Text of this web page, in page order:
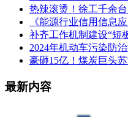
热辣滚烫！徐工千余
《能源行业信用信息
补齐工作机制建设“短
2024年机动车污染防
豪砸15亿！煤炭巨头
最新内容